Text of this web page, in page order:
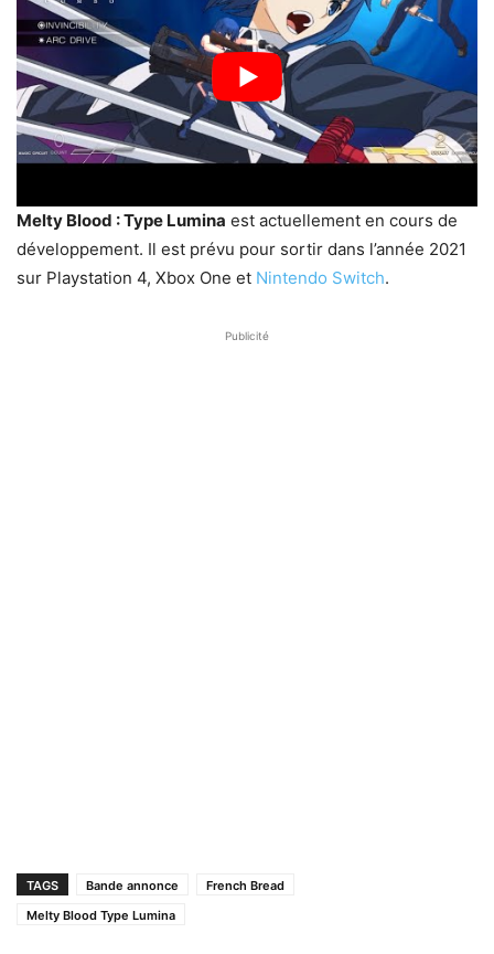
Melty Blood : Type Lumina est actuellement en cours de
développement. Il est prévu pour sortir dans l’année 2021
sur Playstation 4, Xbox One et Nintendo Switch.
Publicité
TAGS Bande annonce
French Bread
Melty Blood Type Lumina